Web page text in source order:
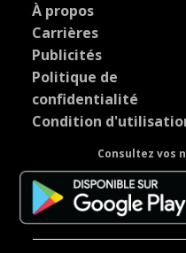
À propos
Carrières
Publicités
Politique de
confidentialité
Condition
Consultez vos